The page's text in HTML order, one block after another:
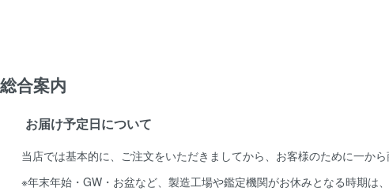
総合案内
お届け予定日について
当店では基本的に、ご注文をいただきましてから、お客様のために一か
※年末年始・GW・お盆など、製造工場や鑑定機関がお休みとなる時期は